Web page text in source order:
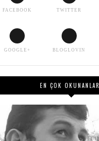
FACEBOOK TWITTER
GOOGLE+ BLOGLOVIN
EN ÇOK OKUNANLAR